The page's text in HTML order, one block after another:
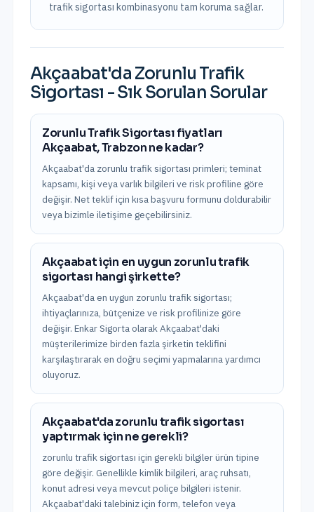
trafik sigortası kombinasyonu tam koruma sağlar.
Akçaabat'da Zorunlu Trafik
Sigortası - Sık Sorulan Sorular
Zorunlu Trafik Sigortası fiyatları
Akçaabat, Trabzon ne kadar?
Akçaabat'da zorunlu trafik sigortası primleri; teminat
kapsamı, kişi veya varlık bilgileri ve risk profiline göre
değişir. Net teklif için kısa başvuru formunu doldurabilir
veya bizimle iletişime geçebilirsiniz.
Akçaabat için en uygun zorunlu trafik
sigortası hangi şirkette?
Akçaabat'da en uygun zorunlu trafik sigortası;
ihtiyaçlarınıza, bütçenize ve risk profilinize göre
değişir. Enkar Sigorta olarak Akçaabat'daki
müşterilerimize birden fazla şirketin teklifini
karşılaştırarak en doğru seçimi yapmalarına yardımcı
oluyoruz.
Akçaabat'da zorunlu trafik sigortası
yaptırmak için ne gerekli?
zorunlu trafik sigortası için gerekli bilgiler ürün tipine
göre değişir. Genellikle kimlik bilgileri, araç ruhsatı,
konut adresi veya mevcut poliçe bilgileri istenir.
Akçaabat'daki talebiniz için form, telefon veya